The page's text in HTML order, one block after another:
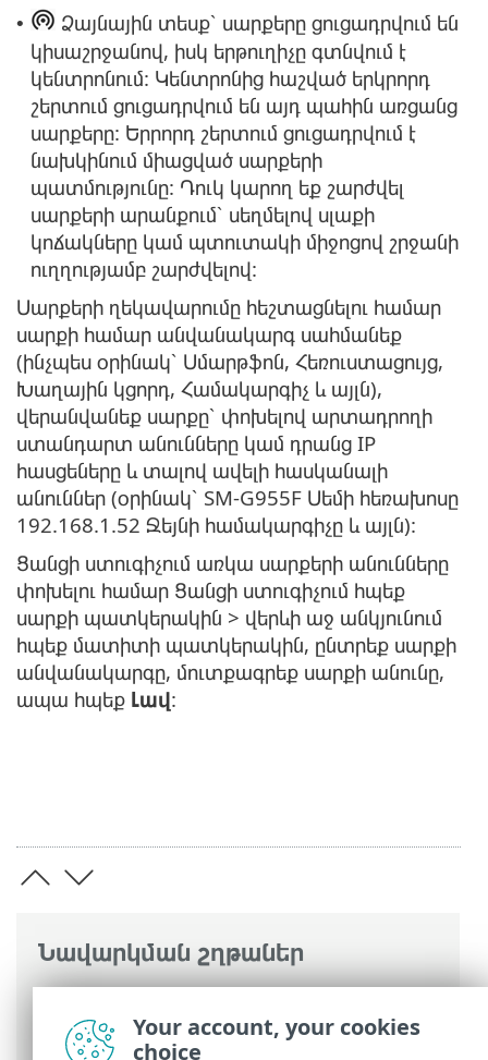
Նավարկման շղթաներ
ESET առցանց օգնություն>ESET Mobile
Security >ESET Mobile Security-ով
աշխատելը > Ցանցի ստուգիչ
•
Ձայնային տեսք՝ սարքերը ցուցադրվում են
կիսաշրջանով, իսկ երթուղիչը գտնվում է
կենտրոնում: Կենտրոնից հաշված երկրորդ
շերտում ցուցադրվում են այդ պահին առցանց
սարքերը: Երրորդ շերտում ցուցադրվում է
նախկինում միացված սարքերի
պատմությունը: Դուկ կարող եք շարժվել
սարքերի արանքում՝ սեղմելով սլաքի
կոճակները կամ պտուտակի միջոցով շրջանի
ուղղությամբ շարժվելով:
Սարքերի ղեկավարումը հեշտացնելու համար
սարքի համար անվանակարգ սահմանեք
(ինչպես օրինակ՝ Սմարթֆոն, Հեռուստացույց,
Խաղային կցորդ, Համակարգիչ և այլն),
վերանվանեք սարքը՝ փոխելով արտադրողի
ստանդարտ անունները կամ դրանց IP
հասցեները և տալով ավելի հասկանալի
անուններ (օրինակ՝ SM-G955F Սեմի հեռախոսը
192.168.1.52 Ջեյնի համակարգիչը և այլն):
Ցանցի ստուգիչում առկա սարքերի անունները
փոխելու համար Ցանցի ստուգիչում հպեք
սարքի պատկերակին > վերևի աջ անկյունում
հպեք մատիտի պատկերակին, ընտրեք սարքի
անվանակարգը, մուտքագրեք սարքի անունը,
ապա հպեք Լավ:
Your account, your cookies
choice